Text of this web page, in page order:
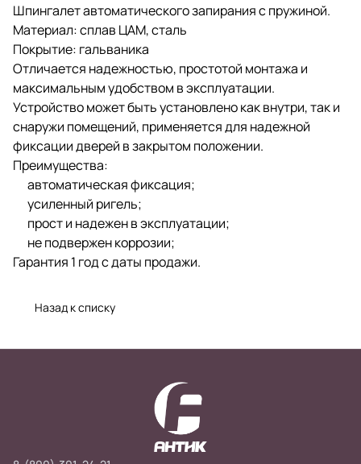
Шпингалет автоматического запирания с пружиной.
Материал: сплав ЦАМ, сталь
Покрытие: гальваника
Отличается надежностью, простотой монтажа и
максимальным удобством в эксплуатации.
Устройство может быть установлено как внутри, так и
снаружи помещений, применяется для надежной
фиксации дверей в закрытом положении.
Преимущества:
автоматическая фиксация;
усиленный ригель;
прост и надежен в эксплуатации;
не подвержен коррозии;
Гарантия 1 год с даты продажи.
Назад к списку